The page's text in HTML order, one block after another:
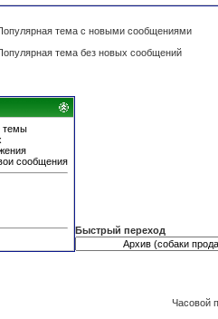
тема с новыми сообщениями
тема без новых сообщений
темы
сообщения
Быстрый переход
Часовой